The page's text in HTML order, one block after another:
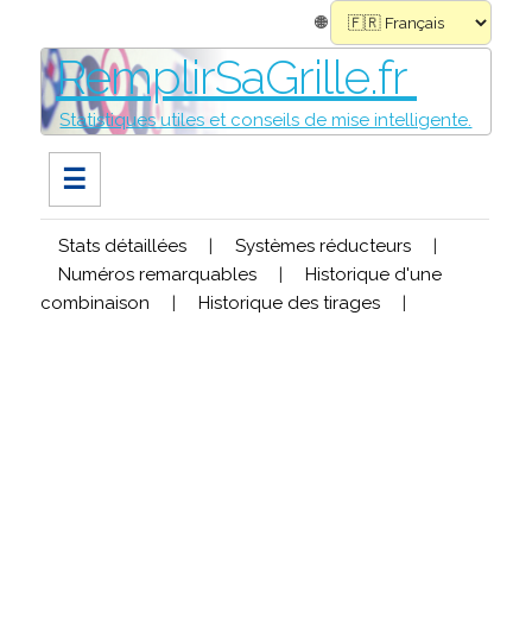
🌐
RemplirSaGrille.fr
Statistiques utiles et conseils de mise intelligente.
☰
Stats détaillées | Systèmes réducteurs
|
Numéros remarquables
|
Historique d'une
combinaison
| Historique des tirages |